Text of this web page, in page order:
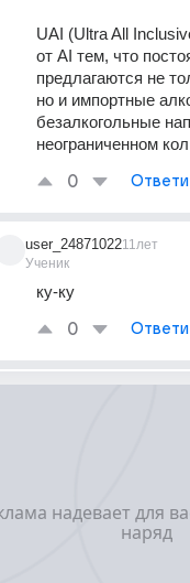
UAI (Ultra All
от AI тем, что
предлагаются не
но и импортные
безалкогольные
неограниченном
0
user_24871022
Ученик
11лет
ку-ку
0